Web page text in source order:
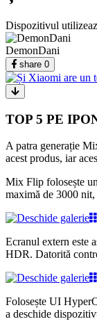
Dispozitivul
DemonDani
share 0
TOP 5 PE
A patra generație
acest produs, iar
Mix Flip folosește
maximă de 3000
Ecranul extern este
HDR. Datorită
Folosește UI
a deschide